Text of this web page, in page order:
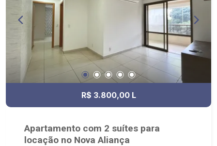
R$ 3.800,00 L
Apartamento com 2 suítes para
locação no Nova Aliança